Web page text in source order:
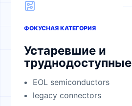
ФОКУСНАЯ КАТЕГОРИЯ
Устаревшие и
труднодоступные
EOL semiconductors
legacy connectors